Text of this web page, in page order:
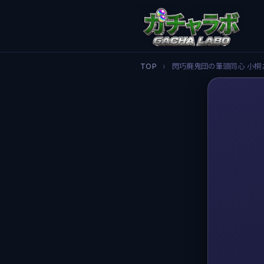
TOP › 閃巧廃鬼団の筆頭同心 小桐